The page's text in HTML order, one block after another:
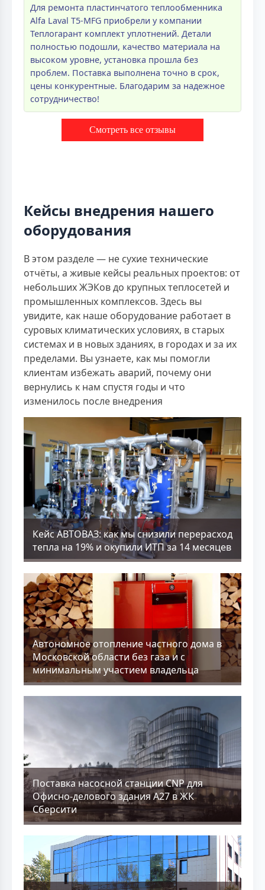
Для ремонта пластинчатого теплообменника
Alfa Laval T5-MFG приобрели у компании
Теплогарант комплект уплотнений. Детали
полностью подошли, качество материала на
высоком уровне, установка прошла без
проблем. Поставка выполнена точно в срок,
цены конкурентные. Благодарим за надежное
сотрудничество!
Смотреть все отзывы
Кейсы внедрения нашего
оборудования
В этом разделе — не сухие технические
отчёты, а живые кейсы реальных проектов: от
небольших ЖЭКов до крупных теплосетей и
промышленных комплексов. Здесь вы
увидите, как наше оборудование работает в
суровых климатических условиях, в старых
системах и в новых зданиях, в городах и за их
пределами. Вы узнаете, как мы помогли
клиентам избежать аварий, почему они
вернулись к нам спустя годы и что
изменилось после внедрения
Кейс АВТОВАЗ: как мы снизили перерасход
тепла на 19% и окупили ИТП за 14 месяцев
Aвтономное отопление частного дома в
Московской области без газа и с
минимальным участием владельца
Поставка насосной станции CNP для
Офисно-делового здания А27 в ЖК
Сберсити